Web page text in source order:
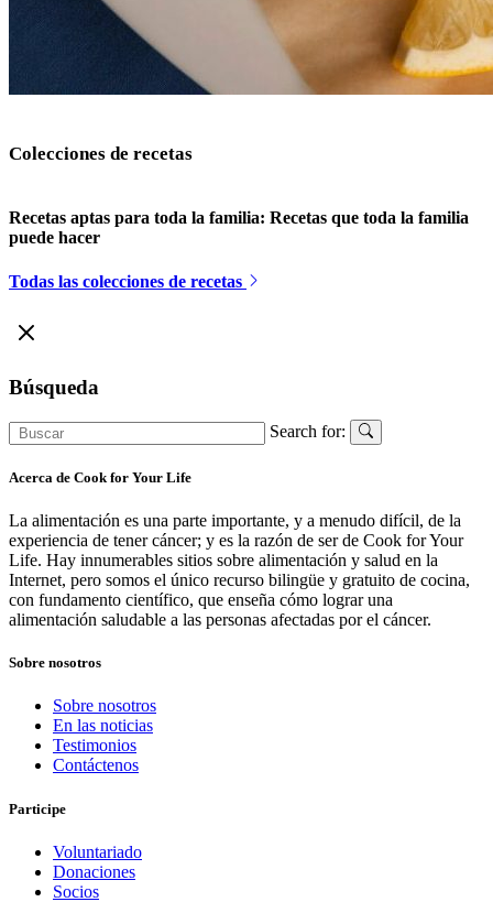
Colecciones de recetas
Recetas aptas para toda la familia: Recetas que toda la familia
puede hacer
Todas las colecciones de recetas
Búsqueda
Search for:
Acerca de Cook for Your Life
La alimentación es una parte importante, y a menudo difícil, de la
experiencia de tener cáncer; y es la razón de ser de Cook for Your
Life. Hay innumerables sitios sobre alimentación y salud en la
Internet, pero somos el único recurso bilingüe y gratuito de cocina,
con fundamento científico, que enseña cómo lograr una
alimentación saludable a las personas afectadas por el cáncer.
Sobre nosotros
Sobre nosotros
En las noticias
Testimonios
Contáctenos
Participe
Voluntariado
Donaciones
Socios